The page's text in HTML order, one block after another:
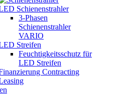
Schienenstrahler
3-Phasen
Schienenstrahler
VARIO
Streifen
Feuchtigkeitsschutz für
LED Streifen
Contracting